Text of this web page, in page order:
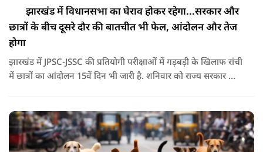
झारखंड में विधानसभा का घेराव होकर रहेगा...सरकार और
छात्रों के बीच दूसरे दौर की बातचीत भी फेल, आंदोलन और तेज
होगा
झारखंड में JPSC-JSSC की प्रतियोगी परीक्षाओं में गड़बड़ी के खिलाफ रांची
में छात्रों का आंदोलन 15वें दिन भी जारी है. शनिवार को राज्य सरकार और